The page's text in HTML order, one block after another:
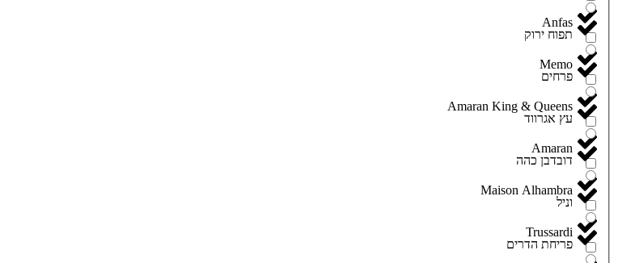
Anfas
Memo
Amaran King & Queens
Amaran
Maison Alhambra
Trussardi
תפוח ירוק
פרחים
עץ אגרווד
דובדבן כהה
וניל
פריחת הדרים